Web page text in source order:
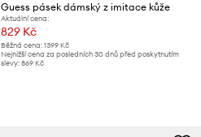
Guess pásek dámský z imitace kůže
Aktuální cena:
829 Kč
Běžná cena: 1399 Kč
Nejnižší cena za posledních 30 dnů před poskytnutím
slevy: 869 Kč